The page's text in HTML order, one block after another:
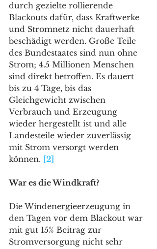
durch gezielte rollierende
Blackouts dafür, dass Kraftwerke
und Stromnetz nicht dauerhaft
beschädigt werden. Große Teile
des Bundestaates sind nun ohne
Strom; 4.5 Millionen Menschen
sind direkt betroffen. Es dauert
bis zu 4 Tage, bis das
Gleichgewicht zwischen
Verbrauch und Erzeugung
wieder hergestellt ist und alle
Landesteile wieder zuverlässig
mit Strom versorgt werden
können. [2]
War es die Windkraft?
Die Windenergieerzeugung in
den Tagen vor dem Blackout war
mit gut 15% Beitrag zur
Stromversorgung nicht sehr